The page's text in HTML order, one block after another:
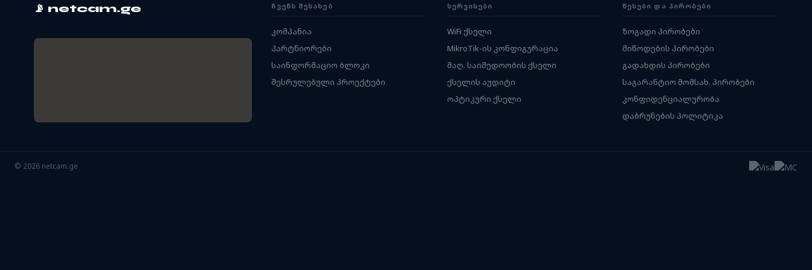
📡 netcam.ge ᲩᲕᲔᲜᲡ ᲨᲔᲡᲐᲮᲔᲑ
კომპანია
პარტნიორები
საინფორმაციო ბლოკი
შესრულებული პროექტები
ᲡᲔᲠᲕᲘᲡᲔᲑᲘ
WiFi ქსელი
MikroTik-ის კონფიგურაცია
მაღ. საიმედოობის ქსელი
ქსელის აუდიტი
ოპტიკური ქსელი
ᲬᲔᲡᲔᲑᲘ ᲓᲐ ᲞᲘᲠᲝᲑᲔᲑᲘ
ზოგადი პირობები
მიწოდების პირობები
გადახდის პირობები
საგარანტიო მომსახ. პირობები
კონფიდენციალურობა
დაბრუნების პოლიტიკა
© 2026 netcam.ge